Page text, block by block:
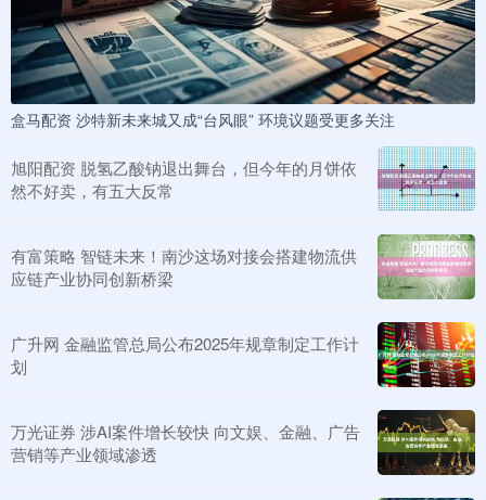
盒马配资 沙特新未来城又成“台风眼” 环境议题受更多关注
旭阳配资 脱氢乙酸钠退出舞台，但今年的月饼依
然不好卖，有五大反常
有富策略 智链未来！南沙这场对接会搭建物流供
应链产业协同创新桥梁
广升网 金融监管总局公布2025年规章制定工作计
划
万光证券 涉AI案件增长较快 向文娱、金融、广告
营销等产业领域渗透